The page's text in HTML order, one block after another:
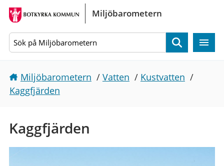
Gå direkt till sidans innehåll
Miljöbarometern
Sök
Miljöbarometern / Vatten / Kustvatten /
Kaggfjärden
Kaggfjärden